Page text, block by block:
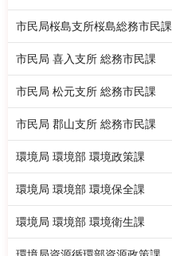
市民局桜島支所桜島総務市民課
市民局 喜入支所 総務市民課
市民局 松元支所 総務市民課
市民局 郡山支所 総務市民課
環境局 環境部 環境政策課
環境局 環境部 環境保全課
環境局 環境部 環境衛生課